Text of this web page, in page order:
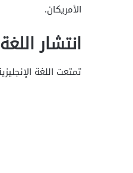
الأمريكان.
انتشار
تمتعت اللغة